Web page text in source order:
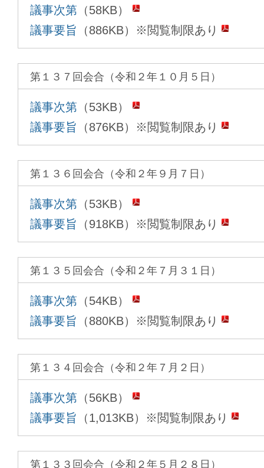
議事次第 （58KB）
議事要旨 （886KB）※閲覧制限あり
第１３７回会合（令和２年１０月５日）
議事次第 （53KB）
議事要旨 （876KB）※閲覧制限あり
第１３６回会合（令和２年９月７日）
議事次第 （53KB）
議事要旨 （918KB）※閲覧制限あり
第１３５回会合（令和２年７月３１日）
議事次第 （54KB）
議事要旨 （880KB）※閲覧制限あり
第１３４回会合（令和２年７月２日）
議事次第 （56KB）
議事要旨 （1,013KB）※閲覧制限あり
第１３３回会合（令和２年５月２８日）